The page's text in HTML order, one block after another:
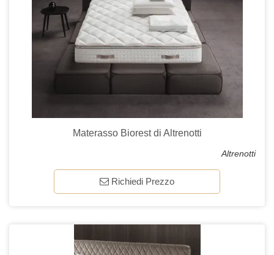
Materasso Biorest di Altrenotti
Altrenotti
Richiedi Prezzo